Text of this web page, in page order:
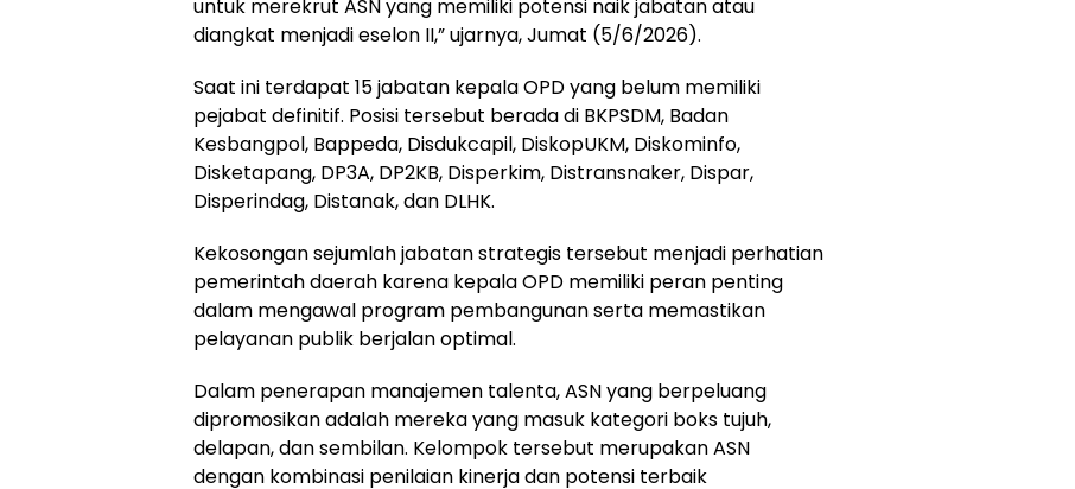
untuk merekrut ASN yang memiliki potensi naik jabatan atau
diangkat menjadi eselon II,” ujarnya, Jumat (5/6/2026).
Saat ini terdapat 15 jabatan kepala OPD yang belum memiliki
pejabat definitif. Posisi tersebut berada di BKPSDM, Badan
Kesbangpol, Bappeda, Disdukcapil, DiskopUKM, Diskominfo,
Disketapang, DP3A, DP2KB, Disperkim, Distransnaker, Dispar,
Disperindag, Distanak, dan DLHK.
Kekosongan sejumlah jabatan strategis tersebut menjadi perhatian
pemerintah daerah karena kepala OPD memiliki peran penting
dalam mengawal program pembangunan serta memastikan
pelayanan publik berjalan optimal.
Dalam penerapan manajemen talenta, ASN yang berpeluang
dipromosikan adalah mereka yang masuk kategori boks tujuh,
delapan, dan sembilan. Kelompok tersebut merupakan ASN
dengan kombinasi penilaian kinerja dan potensi terbaik